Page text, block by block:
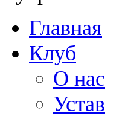
Главная
Клуб
О нас
Устав